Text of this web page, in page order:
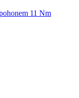
11 Nm